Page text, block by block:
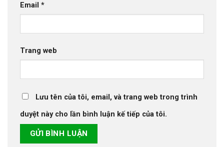
Email *
Trang web
Lưu tên của tôi, email, và trang web trong trình
duyệt này cho lần bình luận kế tiếp của tôi.